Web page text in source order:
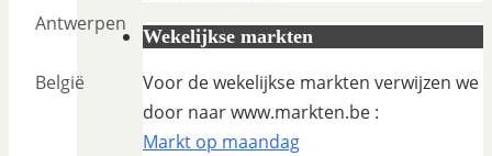
Antwerpen
België
Wekelijkse markten
Voor de wekelijkse markten verwijzen we
door naar www.markten.be :
Markt op maandag